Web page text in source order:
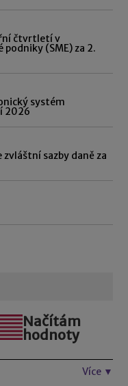
čtvrtletí v
(SME) za 2.
systém
2026
sazby daně za
Načítám
hodnoty
Více ▼